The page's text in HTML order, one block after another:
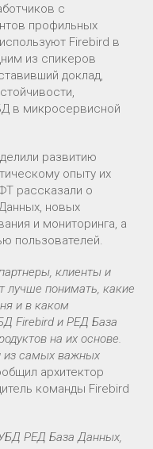
с
профильных
Firebird в
из спикеров
доклад,
в микросервисной
развитию
опыту их
рассказали о
новых
и мониторинга, а
пользователей.
клиенты и
лучше понимать, какие
и в каком
Firebird и РЕД База
на их основе.
из самых важных
архитектор
команды Firebird
РЕД База Данных,